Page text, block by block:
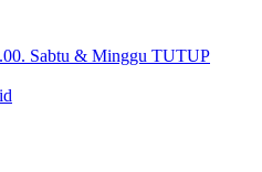
Sabtu & Minggu TUTUP